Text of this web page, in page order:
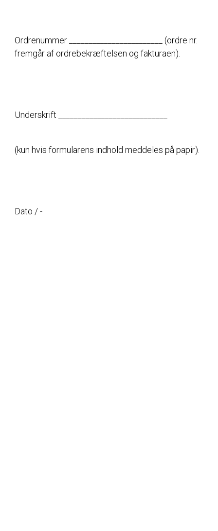
Ordrenummer ________________________ (ordre nr.
fremgår af ordrebekræftelsen og fakturaen).
Underskrift ____________________________
(kun hvis formularens indhold meddeles på papir).
Dato / -